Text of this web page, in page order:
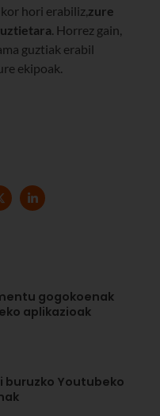
hori erabiliz,zure
. Horrez gain,
guztiak erabil
ekipoak.
gogokoenak
aplikazioak
buruzko Youtubeko